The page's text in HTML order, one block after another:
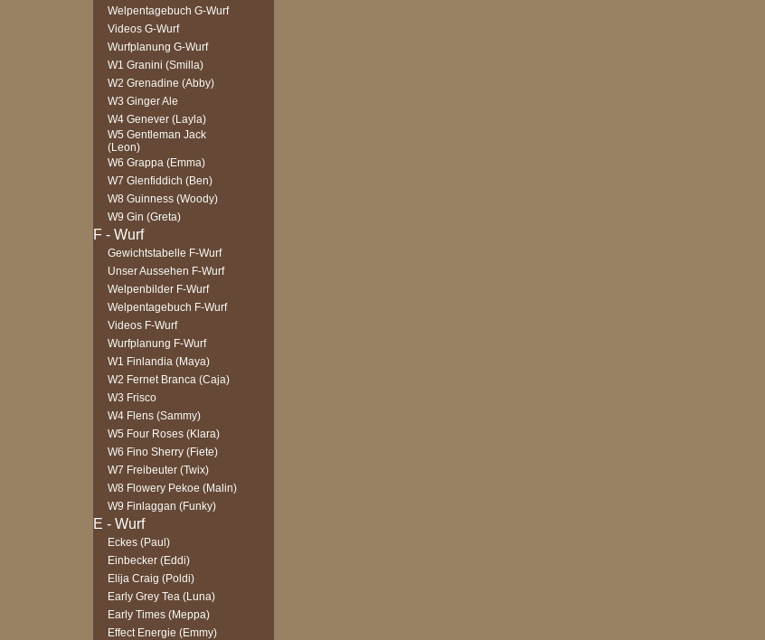
Welpentagebuch G-Wurf
Videos G-Wurf
Wurfplanung G-Wurf
W1 Granini (Smilla)
W2 Grenadine (Abby)
W3 Ginger Ale
W4 Genever (Layla)
W5 Gentleman Jack
(Leon)
W6 Grappa (Emma)
W7 Glenfiddich (Ben)
W8 Guinness (Woody)
W9 Gin (Greta)
Gewichtstabelle F-Wurf
Unser Aussehen F-Wurf
Welpenbilder F-Wurf
Welpentagebuch F-Wurf
Videos F-Wurf
Wurfplanung F-Wurf
W1 Finlandia (Maya)
W2 Fernet Branca (Caja)
W3 Frisco
W4 Flens (Sammy)
W5 Four Roses (Klara)
W6 Fino Sherry (Fiete)
W7 Freibeuter (Twix)
W8 Flowery Pekoe (Malin)
W9 Finlaggan (Funky)
Eckes (Paul)
Einbecker (Eddi)
Elija Craig (Poldi)
Early Grey Tea (Luna)
Early Times (Meppa)
Effect Energie (Emmy)